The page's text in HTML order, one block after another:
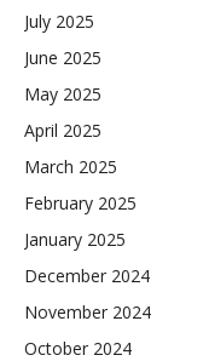
July 2025
June 2025
May 2025
April 2025
March 2025
February 2025
January 2025
December 2024
November 2024
October 2024